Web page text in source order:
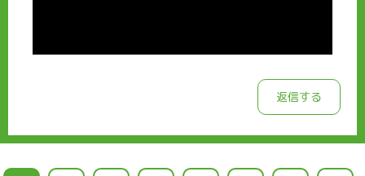
返信する